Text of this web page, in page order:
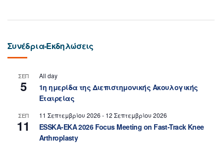
Συνέδρια-Εκδηλώσεις
ΣΕΠ
5
All day
1η ημερίδα της Διεπιστημονικής Ακουλογικής
Εταιρείας
ΣΕΠ
11
11 Σεπτεμβρίου 2026 - 12 Σεπτεμβρίου 2026
ESSKA-EKA 2026 Focus Meeting on Fast-Track Knee
Arthroplasty